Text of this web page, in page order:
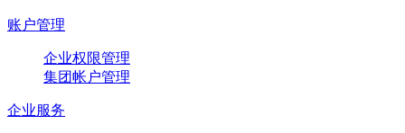
账户管理
企业权限管理
集团帐户管理
企业服务